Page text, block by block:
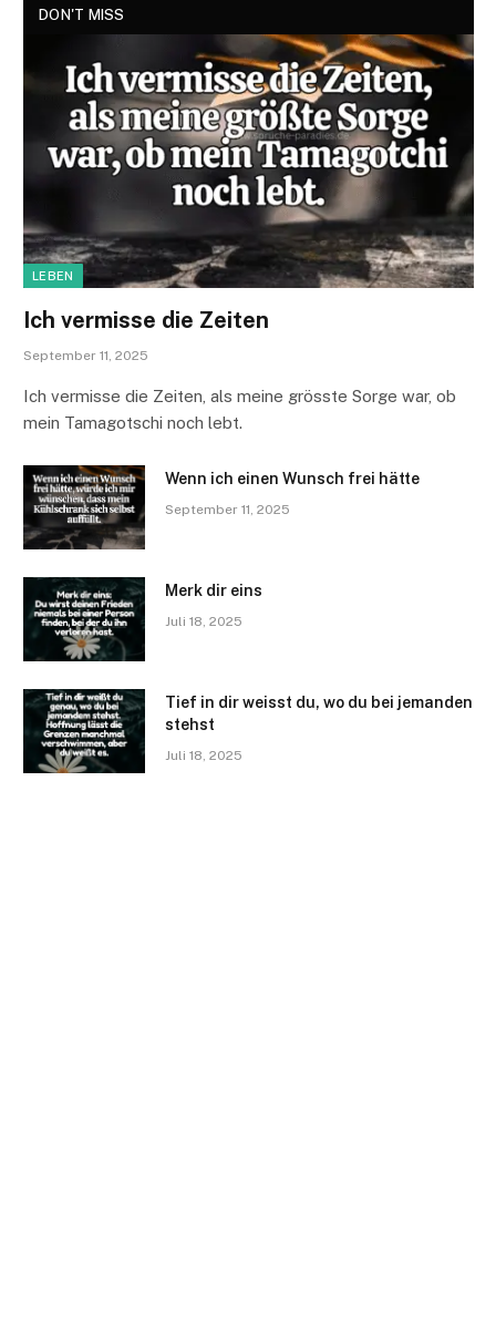
DON'T MISS
LEBEN
Ich vermisse die Zeiten
September 11, 2025
Ich vermisse die Zeiten, als meine grösste Sorge war, ob
mein Tamagotschi noch lebt.
Wenn ich einen Wunsch frei hätte
September 11, 2025
Merk dir eins
Juli 18, 2025
Tief in dir weisst du, wo du bei jemanden
stehst
Juli 18, 2025